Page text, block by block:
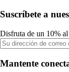
Suscríbete a
Disfruta de un 10%
Mantente